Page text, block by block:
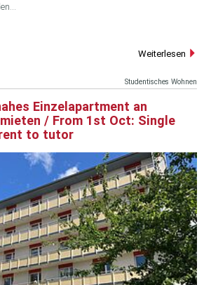
Weiterlesen
Studentisches Wohnen
Einzelapartment an
/ From 1st Oct: Single
to tutor